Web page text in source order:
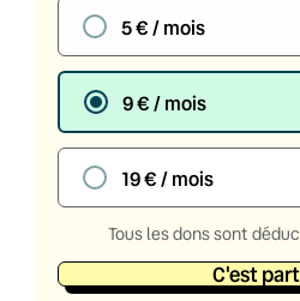
5 € / mois
9 € / mois
19 € / mois
Tous les dons sont
C'est